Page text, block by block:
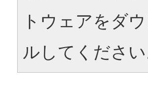
トウェアをダ
ルしてください